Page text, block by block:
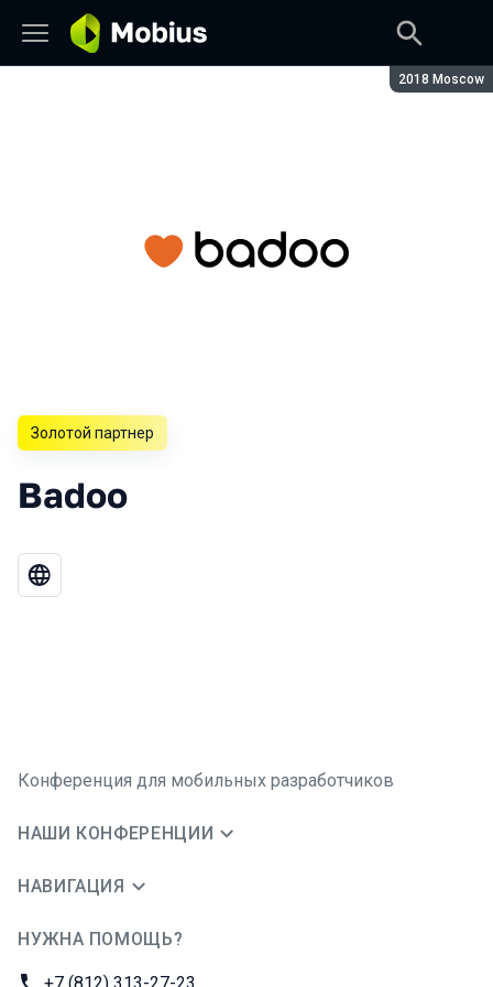
Сезон:
2018 Moscow
Золотой партнер
Badoo
Конференция для мобильных разработчиков
НАШИ КОНФЕРЕНЦИИ
НАВИГАЦИЯ
НУЖНА ПОМОЩЬ?